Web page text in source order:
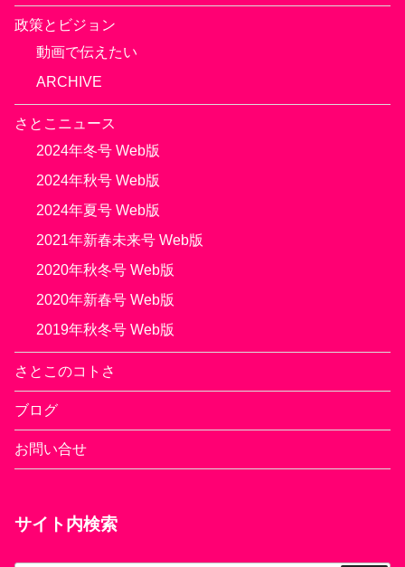
政策とビジョン
動画で伝えたい
ARCHIVE
さとこニュース
2024年冬号 Web版
2024年秋号 Web版
2024年夏号 Web版
2021年新春未来号 Web版
2020年秋冬号 Web版
2020年新春号 Web版
2019年秋冬号 Web版
さとこのコトさ
ブログ
お問い合せ
サイト内検索